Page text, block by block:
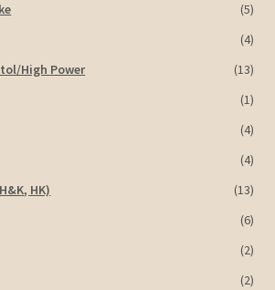
(5)
(4)
High Power
(13)
(1)
(4)
(4)
HK)
(13)
(6)
(2)
(2)